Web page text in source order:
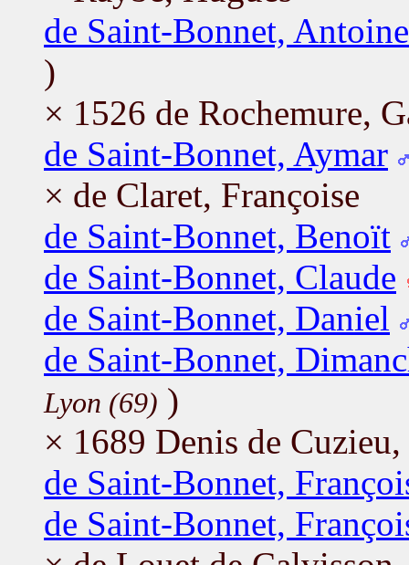
de Saint-Bonnet, Antoine
)
× 1526 de Rochemure,
de Saint-Bonnet, Aymar
× de Claret, Françoise
de Saint-Bonnet, Benoït
de Saint-Bonnet, Claude
de Saint-Bonnet, Daniel
de Saint-Bonnet,
Lyon (69) )
× 1689 Denis de
de Saint-Bonnet,
de Saint-Bonnet,